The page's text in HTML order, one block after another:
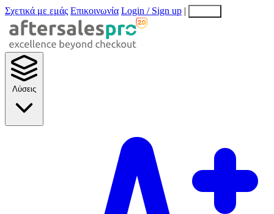
Σχετικά με εμάς Επικοινωνία Login / Sign up |
Λύσεις